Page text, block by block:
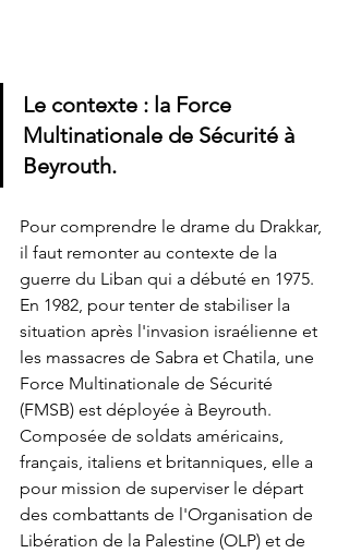
Le contexte : la Force
Multinationale de Sécurité à
Beyrouth.
Pour comprendre le drame du Drakkar,
il faut remonter au contexte de la
guerre du Liban qui a débuté en 1975.
En 1982, pour tenter de stabiliser la
situation après l'invasion israélienne et
les massacres de Sabra et Chatila, une
Force Multinationale de Sécurité
(FMSB) est déployée à Beyrouth.
Composée de soldats américains,
français, italiens et britanniques, elle a
pour mission de superviser le départ
des combattants de l'Organisation de
Libération de la Palestine (OLP) et de